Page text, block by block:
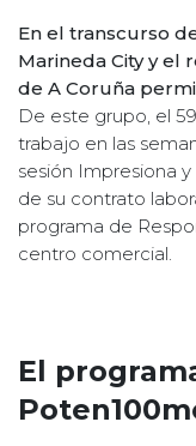
En el transcurso
Marineda City y el
de A Coruña
De este grupo, el
trabajo en las
sesión Impresiona
de su contrato
programa de
centro comercial.
El